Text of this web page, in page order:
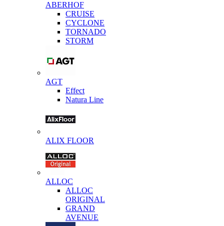
ABERHOF
CRUISE
CYCLONE
TORNADO
STORM
AGT
Effect
Natura Line
ALIX FLOOR
ALLOC
ALLOC
ORIGINAL
GRAND
AVENUE